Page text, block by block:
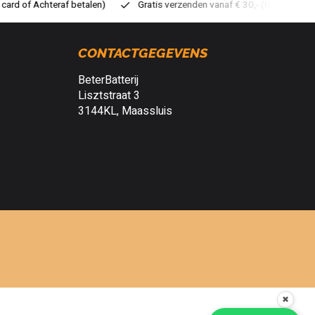
verzenden vanaf € 30,- (NL) Verzendkosten € 2,95 (NL)
CONTACTGEGEVENS
BeterBatterij
Lisztstraat 3
3144KL, Maassluis
✖